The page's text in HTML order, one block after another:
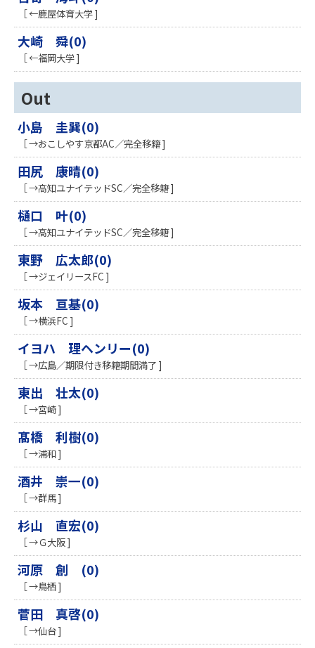
［ ←鹿屋体育大学 ]
大崎 舜(0)
［ ←福岡大学 ]
Out
小島 圭巽(0)
［ →おこしやす京都AC／完全移籍 ]
田尻 康晴(0)
［ →高知ユナイテッドSC／完全移籍 ]
樋口 叶(0)
［ →高知ユナイテッドSC／完全移籍 ]
東野 広太郎(0)
［ →ジェイリースFC ]
坂本 亘基(0)
［ →横浜FC ]
イヨハ 理ヘンリー(0)
［ →広島／期限付き移籍期間満了 ]
東出 壮太(0)
［ →宮崎 ]
髙橋 利樹(0)
［ →浦和 ]
酒井 崇一(0)
［ →群馬 ]
杉山 直宏(0)
［ →Ｇ大阪 ]
河原 創 (0)
［ →鳥栖 ]
菅田 真啓(0)
［ →仙台 ]